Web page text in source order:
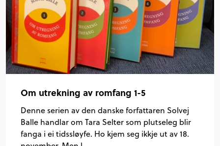
Om utrekning av romfang 1-5
Denne serien av den danske forfattaren Solvej
Balle handlar om Tara Selter som plutseleg blir
fanga i ei tidssløyfe. Ho kjem seg ikkje ut av 18.